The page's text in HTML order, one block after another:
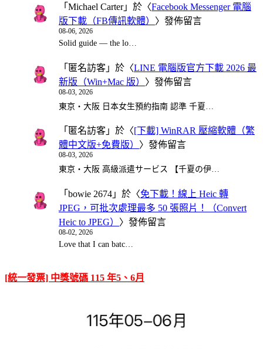
「 Michael Carter」於〈Facebook Messenger 電腦
版下載（FB傳訊軟體） 〉發佈留言
08-06, 2026
Solid guide — the lo…
「 匿名訪客 」於〈LINE 電腦版官方下載 2026 最
新版（Win+Mac 版） 〉發佈留言
08-03, 2026
東京・大阪 日本女生預約指南 認準 千夏…
「 匿名訪客 」於〈[下載] WinRAR 壓縮軟體（繁
體中文版+免費版） 〉發佈留言
08-03, 2026
東京・大阪 高級派遣サービス 【千夏の伊…
「 bowie 2674 」於〈免下載！線上 Heic 轉
JPEG，可批次處理最多 50 張照片！（Convert
Heic to JPEG） 〉發佈留言
08-02, 2026
Love that I can batc…
[統一發票] 中獎號碼 115 年5、6月